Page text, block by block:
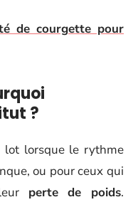
de courgette pour
?
lorsque le rythme
ou pour ceux qui
perte de poids.